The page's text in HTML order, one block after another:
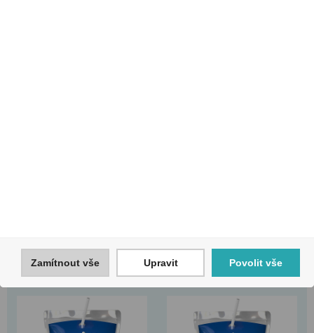
Zamítnout vše Upravit Povolit vše